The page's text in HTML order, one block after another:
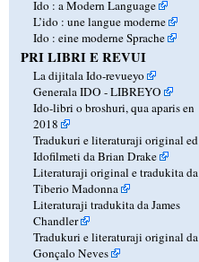
Ido : a Modern Language
L’ido : une langue moderne
Ido : eine moderne Sprache
PRI LIBRI E REVUI
La dijitala Ido-revueyo
Generala IDO - LIBREYO
Ido-libri o broshuri, qua aparis en
2018
Tradukuri e literaturaji original ed
Idofilmeti da Brian Drake
Literaturaji original e tradukita da
Tiberio Madonna
Literaturaji tradukita da James
Chandler
Tradukuri e literaturaji original da
Gonçalo Neves